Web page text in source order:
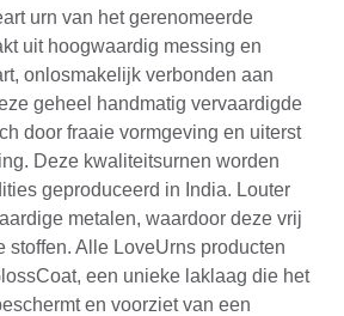
urn van het gerenomeerde
uit hoogwaardig messing en
onlosmakelijk verbonden aan
geheel handmatig vervaardigde
door fraaie vormgeving en uiterst
Deze kwaliteitsurnen worden
geproduceerd in India. Louter
metalen, waardoor deze vrij
stoffen. Alle LoveUrns producten
een unieke laklaag die het
en voorziet van een